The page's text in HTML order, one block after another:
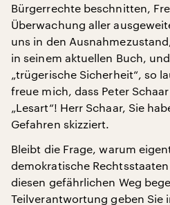
Bürgerrechte beschnitten,
Überwachung aller
uns in den
in seinem aktuellen Buch,
„trügerische Sicherheit“, so
freue mich, dass Peter
„Lesart“! Herr Schaar, Sie
Gefahren skizziert.
Bleibt die Frage, warum
demokratische
diesen gefährlichen Weg
Teilverantwortung geben Sie